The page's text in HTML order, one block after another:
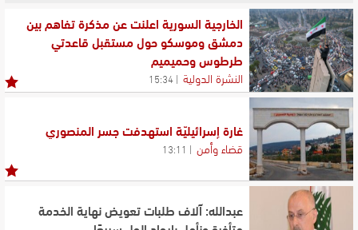
توقيع مذكرة تفاهم بين مرفأ بيروت وميناء مرسيليا فوس
لتعزيز التعاون التجاري والفني
الخارجية الباكستانية: توقيع اتفاقية دفاع مشترك بين
باكستان والسعودية وتركيا
الجامعة دعا الخريجين ليكونوا أوفياء للبنان
توقيع مذكرة تفاهم بين وزارة الدولة لشؤون التكنولوجيا
والجامعة العربية المفتوحة
الخارجية السورية اعلنت عن مذكرة تفاهم بين
دمشق وموسكو حول مستقبل قاعدتي
طرطوس وحميميم
النشرة الدولية 15:34
غارة إسرائيليّة استهدفت جسر المنصوري
قضاء وأمن 13:11
عبدالله: آلاف طلبات تعويض نهاية الخدمة